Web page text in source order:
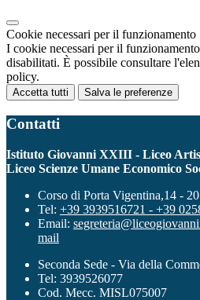
Cookie necessari per il funzionamento
I cookie necessari per il
disabilitati. È possibile consultare
policy.
Accetta tutti Salva le preferenze
Contatti
Istituto Giovanni XXIII - Liceo
Liceo Scienze Umane Economico
Corso di Porta Vigentina,14 -
Tel: +39 3939516721 - +39
Email:
mail
Seconda Sede - Via della
Tel: 3939526077
Cod. Mecc. MISL075007